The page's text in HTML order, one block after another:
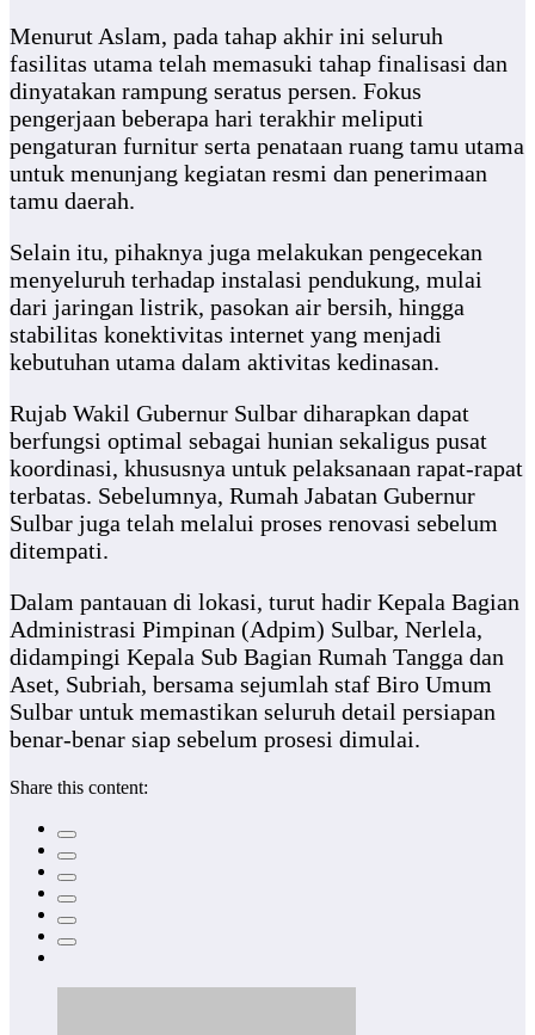
Menurut Aslam, pada tahap akhir ini seluruh
fasilitas utama telah memasuki tahap finalisasi dan
dinyatakan rampung seratus persen. Fokus
pengerjaan beberapa hari terakhir meliputi
pengaturan furnitur serta penataan ruang tamu utama
untuk menunjang kegiatan resmi dan penerimaan
tamu daerah.
Selain itu, pihaknya juga melakukan pengecekan
menyeluruh terhadap instalasi pendukung, mulai
dari jaringan listrik, pasokan air bersih, hingga
stabilitas konektivitas internet yang menjadi
kebutuhan utama dalam aktivitas kedinasan.
Rujab Wakil Gubernur Sulbar diharapkan dapat
berfungsi optimal sebagai hunian sekaligus pusat
koordinasi, khususnya untuk pelaksanaan rapat-rapat
terbatas. Sebelumnya, Rumah Jabatan Gubernur
Sulbar juga telah melalui proses renovasi sebelum
ditempati.
Dalam pantauan di lokasi, turut hadir Kepala Bagian
Administrasi Pimpinan (Adpim) Sulbar, Nerlela,
didampingi Kepala Sub Bagian Rumah Tangga dan
Aset, Subriah, bersama sejumlah staf Biro Umum
Sulbar untuk memastikan seluruh detail persiapan
benar-benar siap sebelum prosesi dimulai.
Share this content: